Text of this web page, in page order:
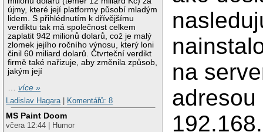
újmy, které její platformy působí mladým
lidem. S přihlédnutím k dřívějšímu
verdiktu tak má společnost celkem
zaplatit 942 milionů dolarů, což je malý
zlomek jejího ročního výnosu, který loni
činil 60 miliard dolarů. Čtvrteční verdikt
firmě také nařizuje, aby změnila způsob,
jakým její
…více »
Ladislav Hagara
Komentářů: 8
MS Paint Doom
včera 12:44 | Humor
na
adresou